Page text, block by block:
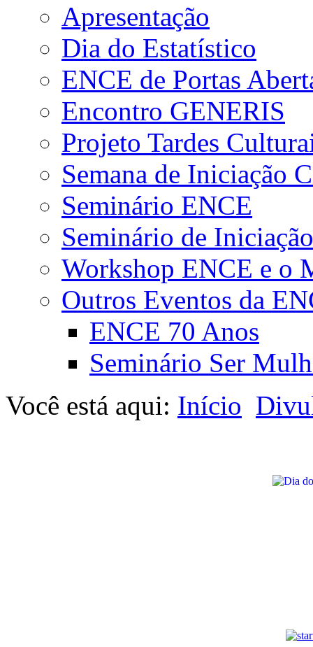
Apresentação
Dia do Estatístico
ENCE de Portas
Encontro GENERIS
Projeto Tardes
Semana de Iniciação
Seminário ENCE
Seminário de
Workshop ENCE e o
Outros Eventos da
ENCE 70 Anos
Seminário Ser
Você está aqui: Início